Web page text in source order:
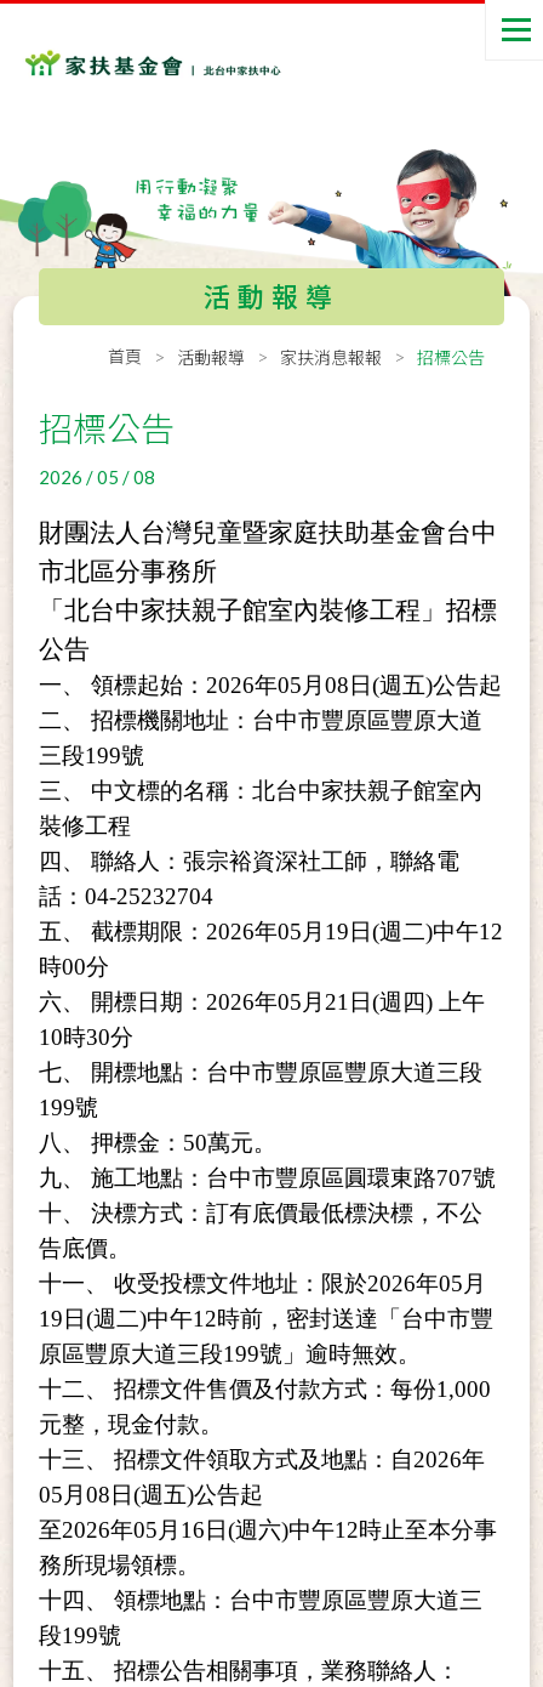
活動報導
首頁 活動報導 家扶消息報報 招標公告
招標公告
2026 / 05 / 08
財團法人台灣兒童暨家庭扶助基金會台中
市北區分事務所
「北台中家扶親子館室內裝修工程」招標
公告
一、 領標起始：2026年05月08日(週五)公告起
二、 招標機關地址： 台中市豐原區豐原大道
三段199號
三、 中文標的名稱：北台中家扶親子館室內
裝修工程
四、 聯絡人：張宗裕資深社工師，聯絡電
話：04-25232704
五、 截標期限：2026年05月19日(週二)中午12
時00分
六、 開標日期：2026年05月21日(週四) 上午
10時30分
七、 開標地點： 台中市豐原區豐原大道三段
199號
八、 押標金：50萬元。
九、 施工地點： 台中市豐原區圓環東路707號
十、 決標方式：訂有底價最低標決標，不公
告底價。
十一、 收受投標文件地址：限於2026年05月
19日(週二)中午12時前，密封送達「台中市豐
原區豐原大道三段199號 」逾時無效。
十二、 招標文件售價及付款方式：每份1,000
元整 ，現金付款。
十三、 招標文件領取方式及地點：自2026年
05月08日(週五)公告起
至2026年05月16日(週六)中午12時止至本分事
務所現場領標。
十四、 領標地點： 台中市豐原區豐原大道三
段199號
十五、 招標公告相關事項，業務聯絡人：